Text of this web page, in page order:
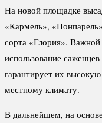
На новой площадке
«Кармель»,
сорта «Глория». Важной
использование
гарантирует их
местному климату.
В дальнейшем, на